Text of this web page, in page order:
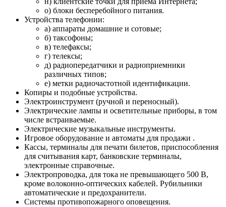
о) блоки бесперебойного питания.
Устройства телефонии:
а) аппараты домашние и сотовые;
б) таксофоны;
в) телефаксы;
г) телексы;
д) радиопередатчики и радиоприемники
различных типов;
е) метки радиочастотной идентификации.
Копиры и подобные устройства.
Электроинструмент (ручной и переносный).
Электрические лампы и осветительные приборы, в том
числе встраиваемые.
Электрические музыкальные инструменты.
Игровое оборудование и автоматы для продажи .
Кассы, терминалы для печати билетов, приспособления
для считывания карт, банковские терминалы,
электронные справочные.
Электропроводка, для тока не превышающего 500 В,
кроме волоконно-оптических кабелей. Рубильники
автоматические и предохранители.
Системы противопожарного оповещения.